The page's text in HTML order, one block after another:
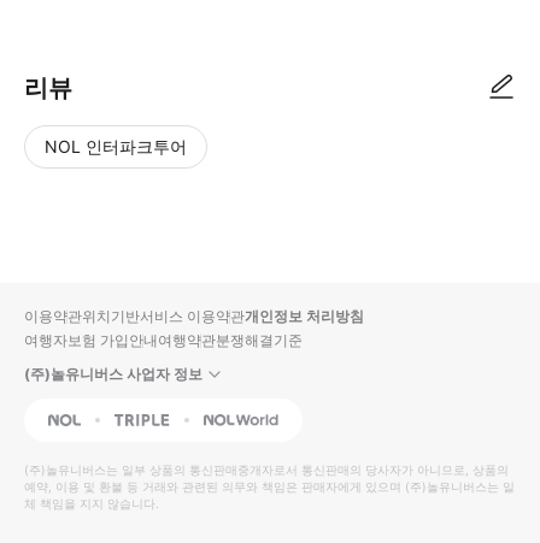
리뷰
NOL 인터파크투어
입니
다.
높
은
순
사
동
영
상
순
상
이용약관위치기반서비스 이용약관개인정보 처리방침
여행자보험 가입안내여행약관분쟁해결기준
(주)놀유니버스 사업자 정보
NOL Triple Interpark Global
(주)놀유니버스는 일부 상품의 통신판매중개자로서 통신판매의 당사자가 아니므로, 상품의
예약, 이용 및 환불 등 거래와 관련된 의무와 책임은 판매자에게 있으며 (주)놀유니버스는 일
체 책임을 지지 않습니다.